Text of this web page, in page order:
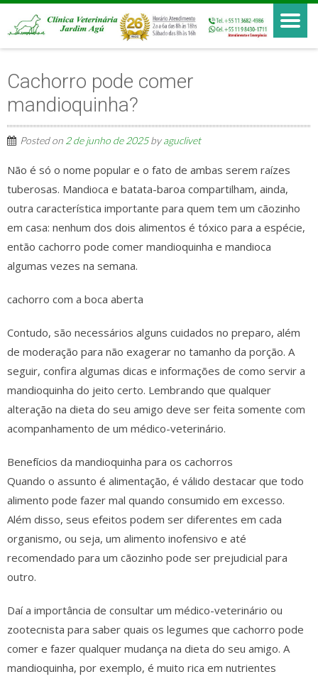
Cachorro pode comer
mandioquinha?
Posted on 2 de junho de 2025byaguclivet
Não é só o nome popular e o fato de ambas serem raízes
tuberosas. Mandioca e batata-baroa compartilham, ainda,
outra característica importante para quem tem um cãozinho
em casa: nenhum dos dois alimentos é tóxico para a espécie,
então cachorro pode comer mandioquinha e mandioca
algumas vezes na semana.
cachorro com a boca aberta
Contudo, são necessários alguns cuidados no preparo, além
de moderação para não exagerar no tamanho da porção. A
seguir, confira algumas dicas e informações de como servir a
mandioquinha do jeito certo. Lembrando que qualquer
alteração na dieta do seu amigo deve ser feita somente com
acompanhamento de um médico-veterinário.
Benefícios da mandioquinha para os cachorros
Quando o assunto é alimentação, é válido destacar que todo
alimento pode fazer mal quando consumido em excesso.
Além disso, seus efeitos podem ser diferentes em cada
organismo, ou seja, um alimento inofensivo e até
recomendado para um cãozinho pode ser prejudicial para
outro.
Daí a importância de consultar um médico-veterinário ou
zootecnista para saber quais os legumes que cachorro pode
comer e fazer qualquer mudança na dieta do seu amigo. A
mandioquinha, por exemplo, é muito rica em nutrientes